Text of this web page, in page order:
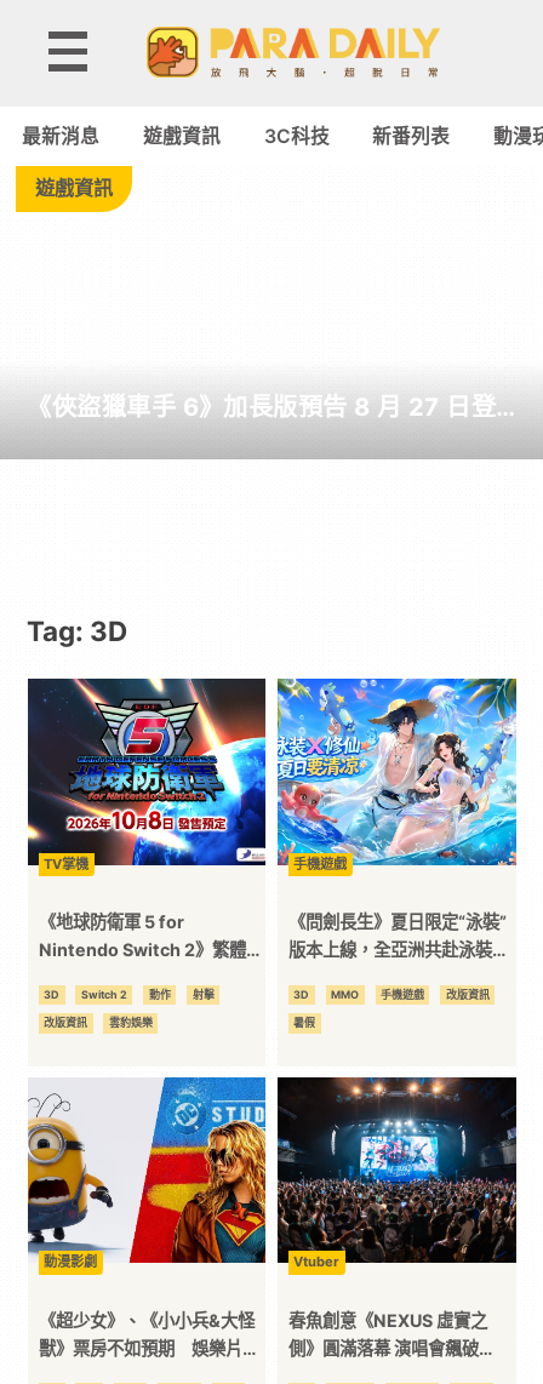
Tag:
-
遊
戲
漫
二
次
元
｜
3C
科
技
全
方
位
最新消息 遊戲資訊 3C科技 新番列表 動漫
遊戲資訊
《俠盜獵車手 6》加長版預告 8 月 27 日登
Tag: 3D
TV掌機
《地球防衛軍 5 for
Nintendo Switch 2》繁體中
日發售︕《地球防衛軍 6 for
Nintendo Switch 2》亦預計
3D Switch 2 動作 射擊
改版資訊 雲豹娛樂
手機遊戲
《問劍長生》夏日限定“泳裝”
版本上線，全亞洲共赴泳裝仙
3D MMO 手機遊戲 改版資訊
暑假
動漫影劇
《超少女》、《小小兵&大怪
獸》票房不如預期 娛樂片觀
Vtuber
春魚創意《NEXUS 虛實之
側》圓滿落幕 演唱會飆破